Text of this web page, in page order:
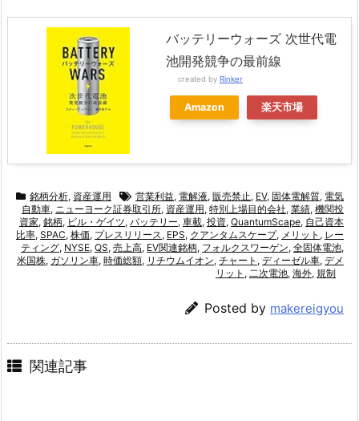
バッテリーウォーズ 次世代電
池開発競争の最前線
created by Rinker
Amazon 楽天市場
銘柄分析, 資産運用 営業利益, 電解液, 販売禁止, EV, 固体電解質, 電気
自動車, ニューヨーク証券取引所, 資産運用, 特別上場目的会社, 業績, 機関投
資家, 銘柄, ビル・ゲイツ, バッテリー, 車載, 投資, QuantumScape, 自己資本
比率, SPAC, 株価, プレスリリース, EPS, クアンタムスケープ, メリット , レー
ティング, NYSE, QS, 売上高, EV関連銘柄, フォルクスワーゲン, 全固体電池,
米国株, ガソリン車, 時価総額, リチウムイオン, チャート , ディーゼル車, デメ
リット , 二次電池, 海外, 規制
Posted by makereigyou
関連記事